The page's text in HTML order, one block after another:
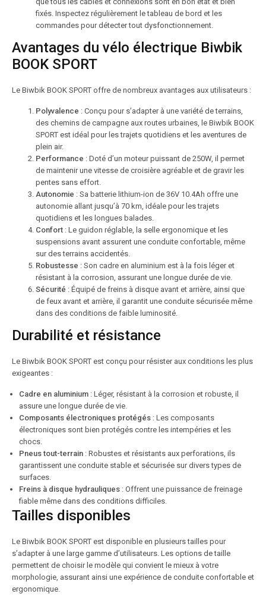
fixés. Inspectez régulièrement le tableau de bord et les
commandes pour détecter tout dysfonctionnement.
Avantages du vélo électrique Biwbik
BOOK SPORT
Le Biwbik BOOK SPORT offre de nombreux avantages aux utilisateurs :
Polyvalence : Conçu pour s’adapter à une variété de terrains,
des chemins de campagne aux routes urbaines, le Biwbik BOOK
SPORT est idéal pour les trajets quotidiens et les aventures de
plein air.
Performance : Doté d’un moteur puissant de 250W, il permet
de maintenir une vitesse de croisière agréable et de gravir les
pentes sans effort.
Autonomie : Sa batterie lithium-ion de 36V 10.4Ah offre une
autonomie allant jusqu’à 70 km, idéale pour les trajets
quotidiens et les longues balades.
Confort : Le guidon réglable, la selle ergonomique et les
suspensions avant assurent une conduite confortable, même
sur des terrains accidentés.
Robustesse : Son cadre en aluminium est à la fois léger et
résistant à la corrosion, assurant une longue durée de vie.
Sécurité : Équipé de freins à disque avant et arrière, ainsi que
de feux avant et arrière, il garantit une conduite sécurisée même
dans des conditions de faible luminosité.
Durabilité et résistance
Le Biwbik BOOK SPORT est conçu pour résister aux conditions les plus
exigeantes :
Cadre en aluminium : Léger, résistant à la corrosion et robuste, il
assure une longue durée de vie.
Composants électroniques protégés : Les composants
électroniques sont bien protégés contre les intempéries et les
chocs.
Pneus tout-terrain : Robustes et résistants aux perforations, ils
garantissent une conduite stable et sécurisée sur divers types de
surfaces.
Freins à disque hydrauliques : Offrent une puissance de freinage
fiable même dans des conditions difficiles.
Tailles disponibles
Le Biwbik BOOK SPORT est disponible en plusieurs tailles pour
s’adapter à une large gamme d’utilisateurs. Les options de taille
permettent de choisir le modèle qui convient le mieux à votre
morphologie, assurant ainsi une expérience de conduite confortable et
ergonomique.